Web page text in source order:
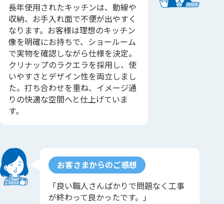
長年使用されたキッチンは、動線や
収納、お手入れ面で不便が出やすく
なります。お客様は理想のキッチン
像を明確にお持ちで、ショールーム
で実物を確認しながら仕様を決定。
クリナップのラクエラを採用し、使
いやすさとデザイン性を両立しまし
た。打ち合わせを重ね、イメージ通
りの快適な空間へと仕上げていま
す。
お客さまからのご感想
「良い職人さんばかりで問題なく工事
が終わって良かったです。」